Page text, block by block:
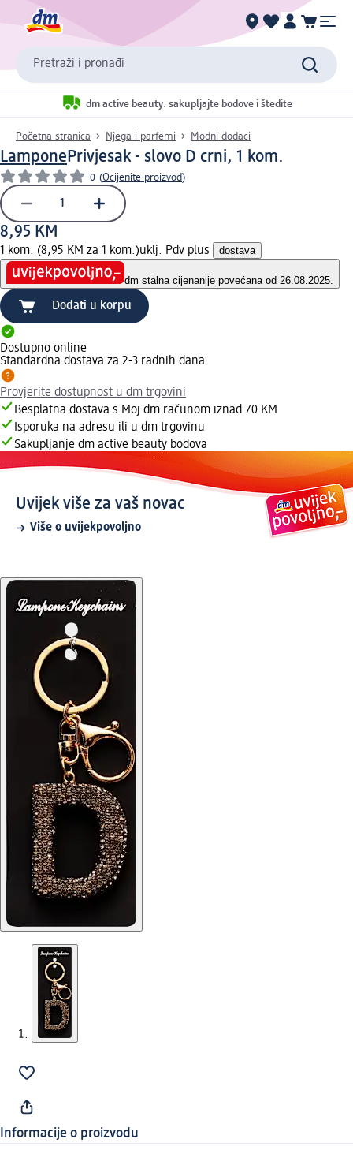
Pretraži i pronađi
dm active beauty: sakupljajte bodove i štedite
Početna stranica Njega i parfemi Modni dodaci
LamponePrivjesak - slovo D crni, 1 kom.
0 (Ocijenite proizvod)
8,95 KM
1 kom. (8,95 KM za 1 kom.)uklj. Pdv plus dostava
dm stalna cijenanije povećana od 26.08.2025.
Dodati u korpu
Dostupno online
Standardna dostava za 2-3 radnih dana
Provjerite dostupnost u dm trgovini
Besplatna dostava s Moj dm računom iznad 70 KM
Isporuka na adresu ili u dm trgovinu
Sakupljanje dm active beauty bodova
Uvijek više za vaš novac
Više o uvijekpovoljno
Informacije o proizvodu